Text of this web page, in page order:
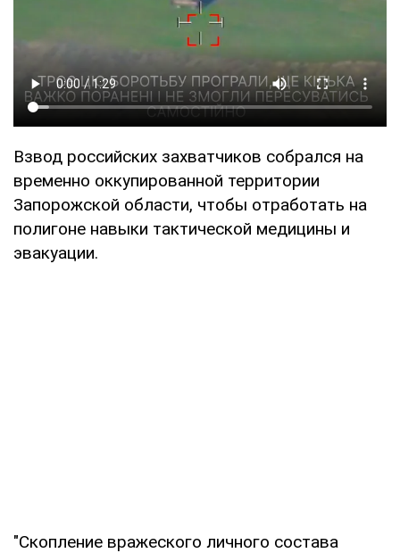
Взвод российских захватчиков собрался на
временно оккупированной территории
Запорожской области, чтобы отработать на
полигоне навыки тактической медицины и
эвакуации.
"Скопление вражеского личного состава